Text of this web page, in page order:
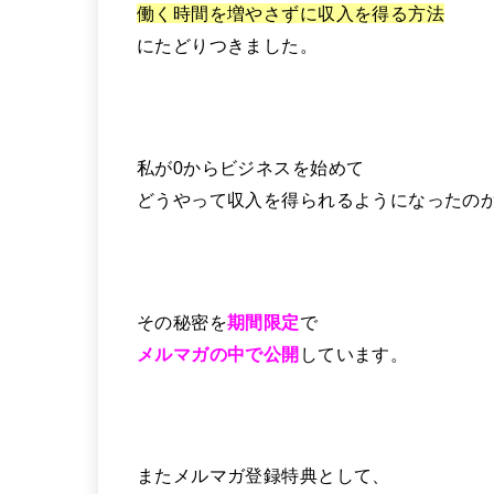
働く時間を増やさずに収入を得る方法
にたどりつきました。
私が0からビジネスを始めて
どうやって収入を得られるようになったの
その秘密を期間限定で
メルマガの中で公開 しています。
またメルマガ登録特典として、